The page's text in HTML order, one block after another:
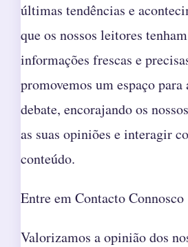
últimas tendências e
que os nossos leitores
informações frescas e
promovemos um espaço para
debate, encorajando os
as suas opiniões e interagir
conteúdo.
Entre em Contacto Connosco
Valorizamos a opinião dos